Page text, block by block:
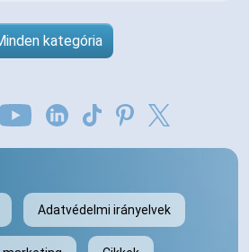
kategória
Adatvédelmi irányelvek